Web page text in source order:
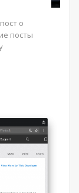
о
посты